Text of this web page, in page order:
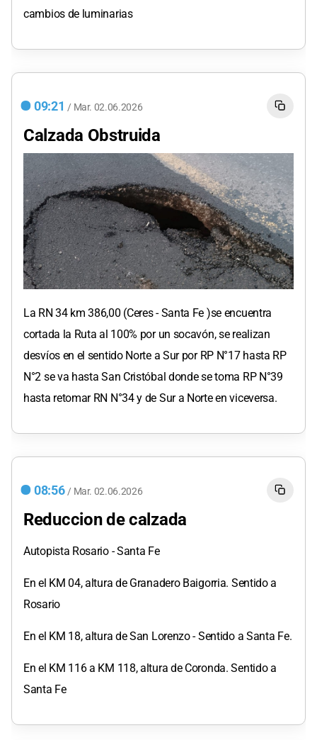
cambios de luminarias
09:21 / Mar. 02.06.2026
Calzada Obstruida
La RN 34 km 386,00 (Ceres - Santa Fe )se encuentra
cortada la Ruta al 100% por un socavón, se realizan
desvíos en el sentido Norte a Sur por RP N°17 hasta RP
N°2 se va hasta San Cristóbal donde se toma RP N°39
hasta retomar RN N°34 y de Sur a Norte en viceversa.
08:56 / Mar. 02.06.2026
Reduccion de calzada
Autopista Rosario - Santa Fe
En el KM 04, altura de Granadero Baigorria. Sentido a
Rosario
En el KM 18, altura de San Lorenzo - Sentido a Santa Fe.
En el KM 116 a KM 118, altura de Coronda. Sentido a
Santa Fe